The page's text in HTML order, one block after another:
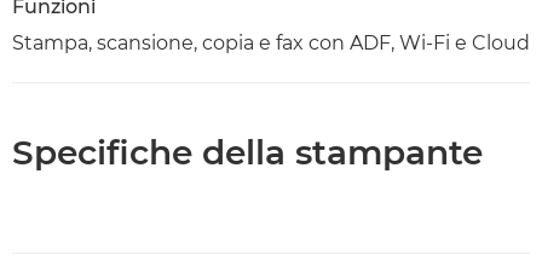
Funzioni
Stampa, scansione, copia e fax con ADF, Wi-Fi e Cloud
Specifiche della stampante